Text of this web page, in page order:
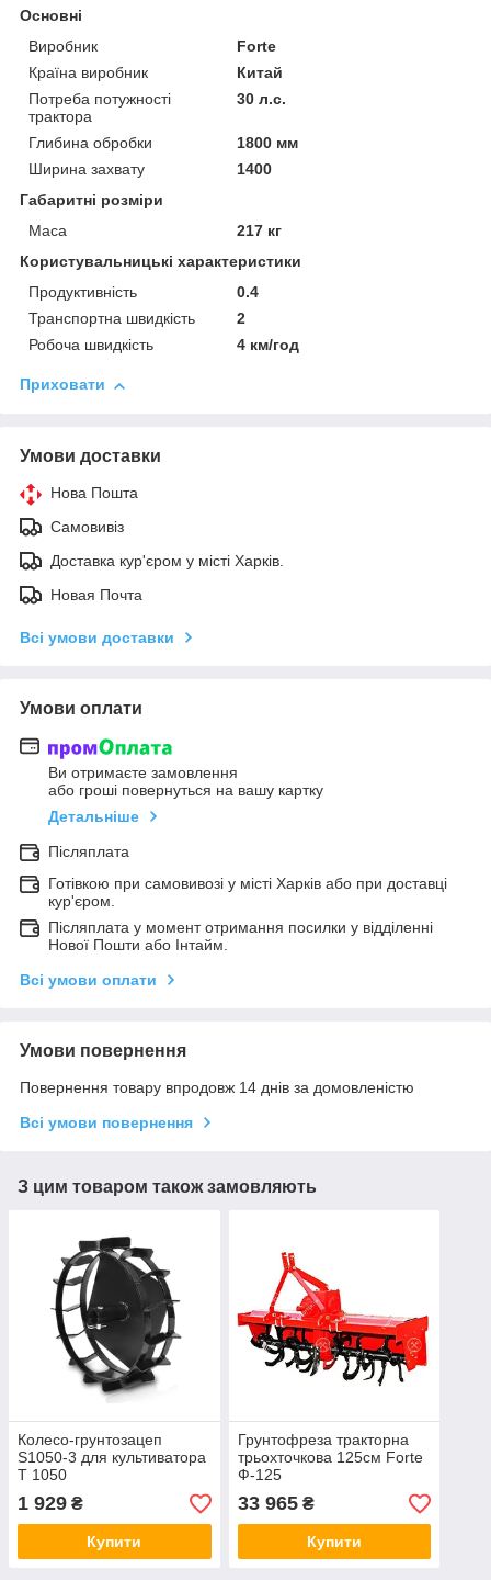
Основні
Виробник
Forte
Країна виробник
Китай
Потреба потужності
трактора
30 л.с.
Глибина обробки
1800 мм
Ширина захвату
1400
Габаритні розміри
Маса
217 кг
Користувальницькі характеристики
Продуктивність
0.4
Транспортна швидкість
2
Робоча швидкість
4 км/год
Приховати
Умови доставки
Нова Пошта
Самовивіз
Доставка кур'єром у місті Харків.
Новая Почта
Всі умови доставки
Умови оплати
Ви отримаєте замовлення
або гроші повернуться на вашу картку
Детальніше
Післяплата
Готівкою при самовивозі у місті Харків або при доставці
кур'єром.
Післяплата у момент отримання посилки у відділенні
Нової Пошти або Інтайм.
Всі умови оплати
Умови повернення
Повернення товару впродовж 14 днів за домовленістю
Всі умови повернення
З цим товаром також замовляють
Колесо-грунтозацеп
S1050-3 для культиватора
T 1050
1 929 ₴
Купити
Грунтофреза тракторна
трьохточкова 125см Forte
Ф-125
33 965₴
Купити